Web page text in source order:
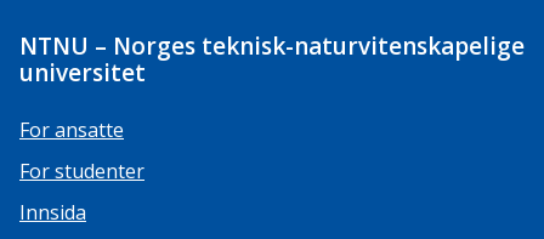
NTNU – Norges teknisk-naturvitenskapelige
universitet
For ansatte
For studenter
Innsida